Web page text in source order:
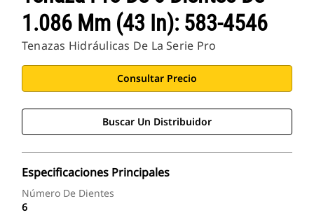
1.086 Mm (43 In): 583-4546
Tenazas Hidráulicas De La Serie Pro
Consultar Precio
Buscar Un Distribuidor
Especificaciones Principales
Número De Dientes
6